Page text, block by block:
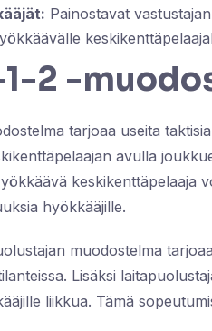
Painostavat
2 -
tarjoaa useita
avulla
keskikenttäpelaaja
hyökkääjille.
muodostelma
Lisäksi
liikkua. Tämä